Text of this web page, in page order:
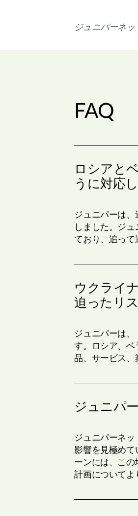
ジュニパーネ
FAQ
ロシアと
うに対応
ジュニパーは
しました。ジ
ており、追って
ウクライ
迫ったリ
ジュニパーは
す。ロシア、ベ
品、サービス、
ジュニパ
ジュニパーネ
影響を見極めて
ーンには、この
計画についてよ